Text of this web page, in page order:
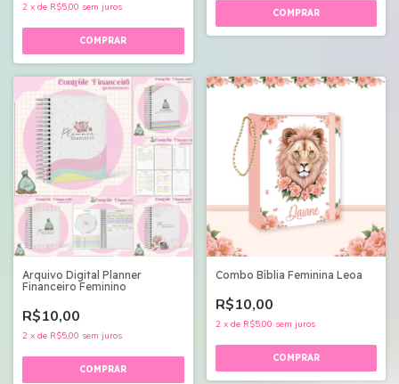
2 x de R$5,00 sem juros
Arquivo Digital Planner
Financeiro Feminino
R$10,00
2 x de R$5,00 sem juros
Combo Bíblia Feminina Leoa
R$10,00
2 x de R$5,00 sem juros